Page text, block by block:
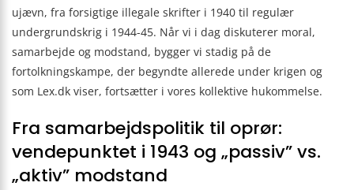
ujævn, fra forsigtige illegale skrifter i 1940 til regulær
undergrundskrig i 1944-45. Når vi i dag diskuterer moral,
samarbejde og modstand, bygger vi stadig på de
fortolkningskampe, der begyndte allerede under krigen og
som Lex.dk viser, fortsætter i vores kollektive hukommelse.
Fra samarbejdspolitik til oprør:
vendepunktet i 1943 og „passiv” vs.
„aktiv” modstand